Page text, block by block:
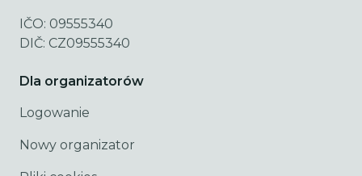
IČO: 09555340
DIČ: CZ09555340
Dla organizatorów
Logowanie
Nowy organizator